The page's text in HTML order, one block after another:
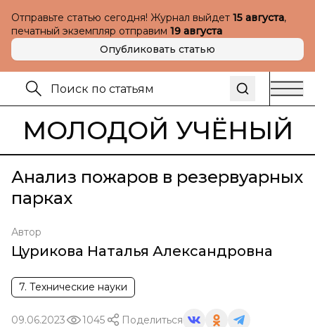
Отправьте статью сегодня! Журнал выйдет 15 августа,
печатный экземпляр отправим 19 августа
Опубликовать статью
МОЛОДОЙ УЧЁНЫЙ
Анализ пожаров в резервуарных
парках
Автор
Цурикова Наталья Александровна
7. Технические науки
09.06.2023 1045 Поделиться